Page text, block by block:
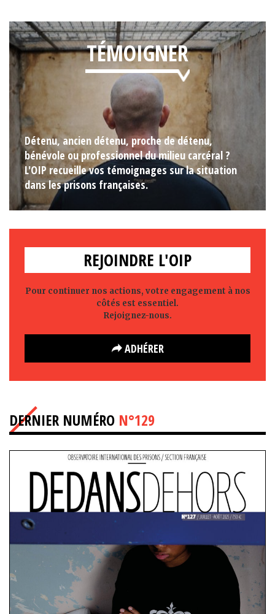
TÉMOIGNER
Détenu, ancien détenu, proche de détenu,
bénévole ou professionnel du milieu carcéral ?
L'OIP recueille vos témoignages sur la situation
dans les prisons françaises.
REJOINDRE L'OIP
Pour continuer nos actions, votre engagement à nos
côtés est essentiel.
Rejoignez-nous.
ADHÉRER
DERNIER NUMÉRO N°129